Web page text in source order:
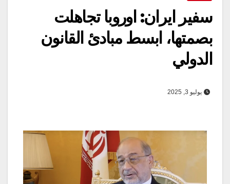
سفير ايران: اوروبا تجاهلت
بصمتها، ابسط مبادئ القانون
الدولي
يوليو 3, 2025